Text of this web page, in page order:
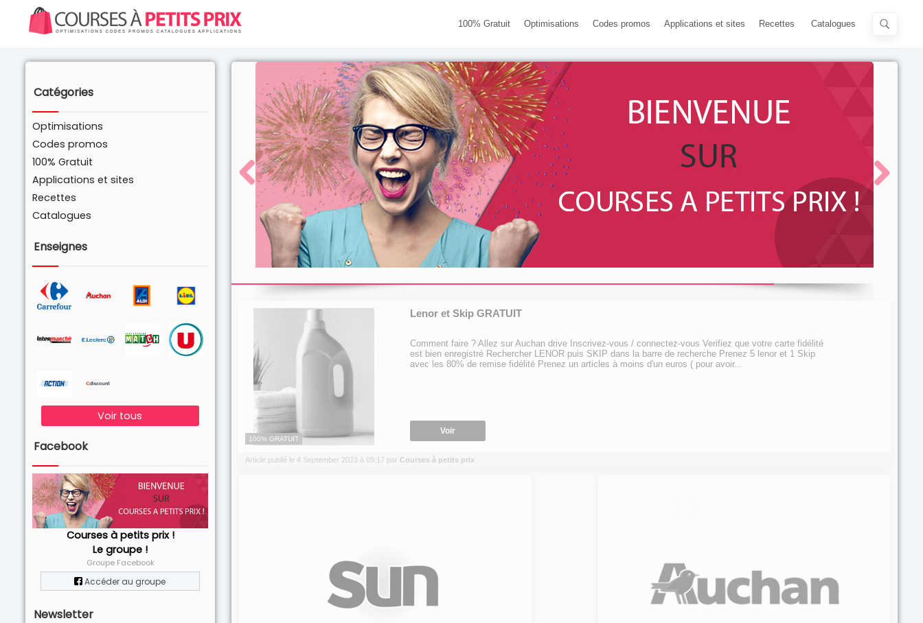
100% Gratuit Optimisations Codes promos Applications et sites Recettes Catalogues
100% GRATUIT
Lenor et Skip GRATUIT
Comment faire ? Allez sur Auchan drive Inscrivez-vous / connectez-vous Verifiez que votre carte fidélité
est bien enregistré Rechercher LENOR puis SKIP dans la barre de recherche Prenez 5 lenor et 1 Skip
avec les 80% de remise fidélité Prenez un articles à moins d'un euros ( pour avoir...
Voir
Article publié le 4 September 2023 à 09:17 par Courses à petits prix
Catégories
Optimisations
Codes promos
100% Gratuit
Applications et sites
Recettes
Catalogues
Enseignes
Voir tous
Facebook
Courses à petits prix !
Le groupe !
Groupe Facebook
Accéder au groupe
Newsletter